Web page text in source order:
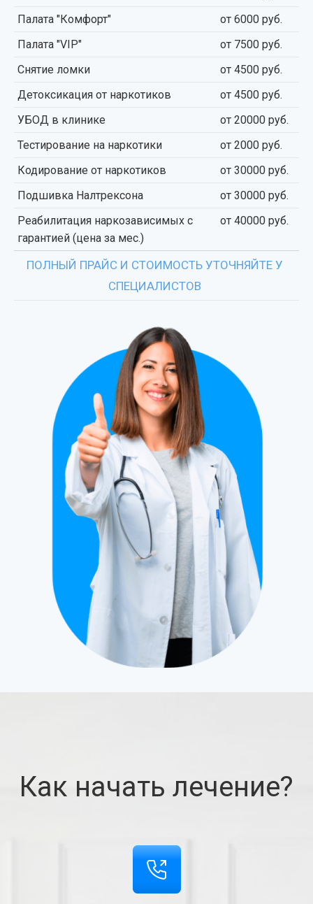
Палата "Комфорт"
от 6000 руб.
Палата "VIP"
от 7500 руб.
Снятие ломки
от 4500 руб.
Детоксикация от наркотиков
от 4500 руб.
УБОД в клинике
от 20000 руб.
Тестирование на наркотики
от 2000 руб.
Кодирование от наркотиков
от 30000 руб.
Подшивка Налтрексона
от 30000 руб.
Реабилитация наркозависимых с
гарантией (цена за мес.)
от 40000 руб.
ПОЛНЫЙ ПРАЙС И СТОИМОСТЬ УТОЧНЯЙТЕ У
СПЕЦИАЛИСТОВ
Как начать лечение?